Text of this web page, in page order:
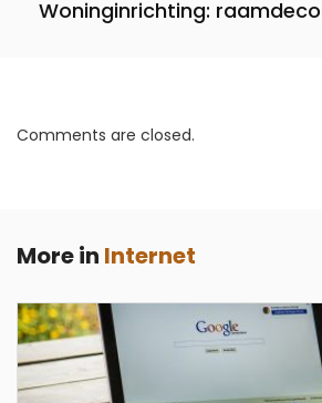
Woninginrichting:
Comments are closed.
More in Internet